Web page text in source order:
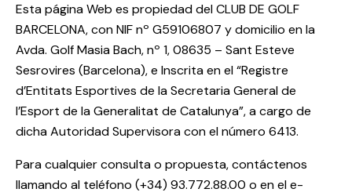
Esta página Web es propiedad del CLUB DE GOLF
BARCELONA, con NIF nº G59106807 y domicilio en la
Avda. Golf Masia Bach, nº 1, 08635 – Sant Esteve
Sesrovires (Barcelona), e Inscrita en el “Registre
d’Entitats Esportives de la Secretaria General de
l’Esport de la Generalitat de Catalunya”, a cargo de
dicha Autoridad Supervisora con el número 6413.
Para cualquier consulta o propuesta, contáctenos
llamando al teléfono (+34) 93.772.88.00 o en el e-